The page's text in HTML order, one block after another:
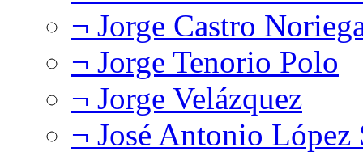
¬ Jorge Castro
¬ Jorge Tenorio Polo
¬ Jorge Velázquez
¬ José Antonio López